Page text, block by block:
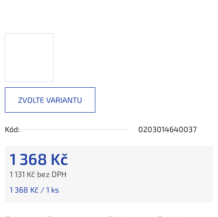
ZVOLTE VARIANTU
Kód: 0203014640037
1 368 Kč
1 131 Kč bez DPH
Měrná cena:
1 368 Kč / 1 ks